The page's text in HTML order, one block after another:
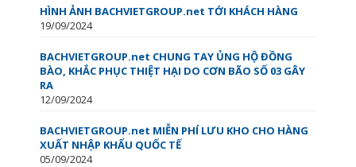
HÌNH ẢNH BACHVIETGROUP.net TỚI KHÁCH HÀNG
19/09/2024
BACHVIETGROUP.net CHUNG TAY ỦNG HỘ ĐỒNG
BÀO, KHẮC PHỤC THIỆT HẠI DO CƠN BÃO SỐ 03 GÂY
RA
12/09/2024
BACHVIETGROUP.net MIỄN PHÍ LƯU KHO CHO HÀNG
XUẤT NHẬP KHẨU QUỐC TẾ
05/09/2024